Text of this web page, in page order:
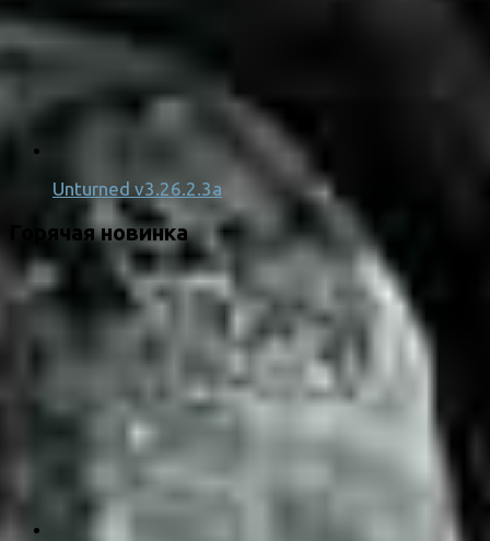
Unturned v3.26.2.3a
Горячая новинка